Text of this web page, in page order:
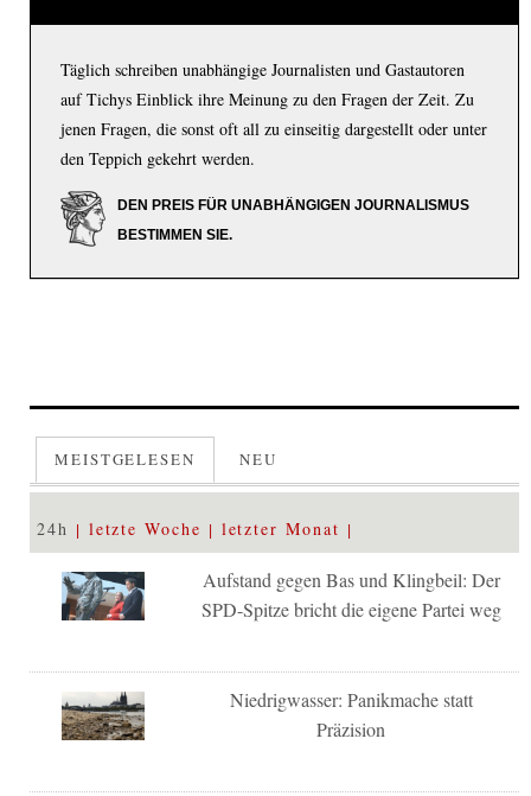
Täglich schreiben unabhängige Journalisten und Gastautoren
auf Tichys Einblick ihre Meinung zu den Fragen der Zeit. Zu
jenen Fragen, die sonst oft all zu einseitig dargestellt oder unter
den Teppich gekehrt werden.
DEN PREIS FÜR UNABHÄNGIGEN JOURNALISMUS
BESTIMMEN SIE.
MEISTGELESEN NEU
24h letzte Woche letzter Monat
Aufstand gegen Bas und Klingbeil: Der
SPD-Spitze bricht die eigene Partei weg
Niedrigwasser: Panikmache statt
Präzision